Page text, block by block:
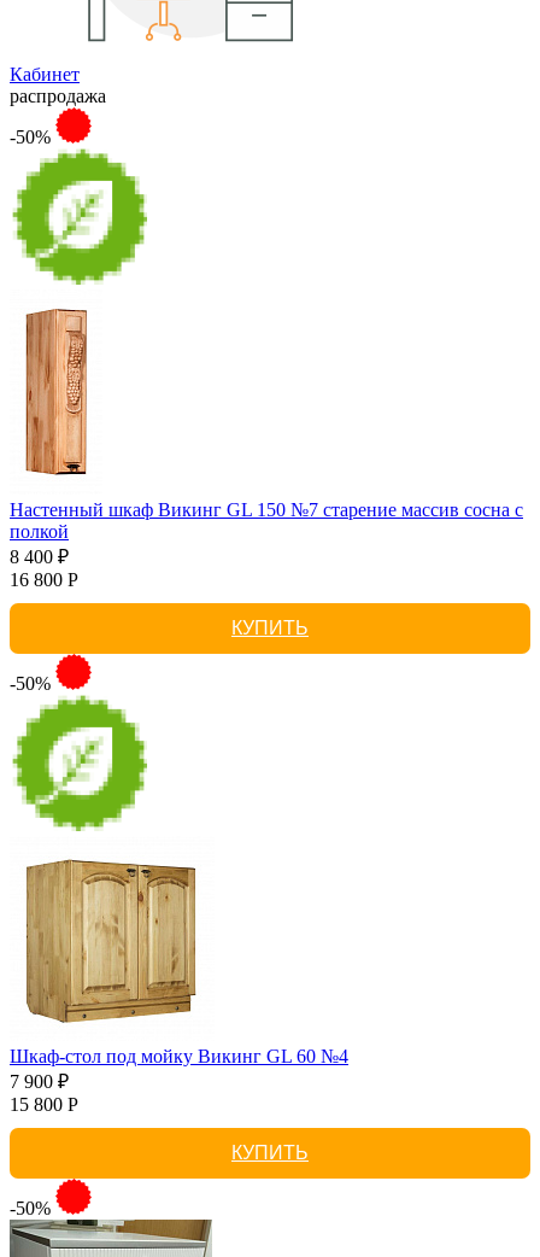
Кабинет
распродажа
-50%
Настенный шкаф Викинг GL 150 №7 старение массив сосна с
полкой
8 400 ₽
16 800 Р
КУПИТЬ
-50%
Шкаф-стол под мойку Викинг GL 60 №4
7 900 ₽
15 800 Р
КУПИТЬ
-50%